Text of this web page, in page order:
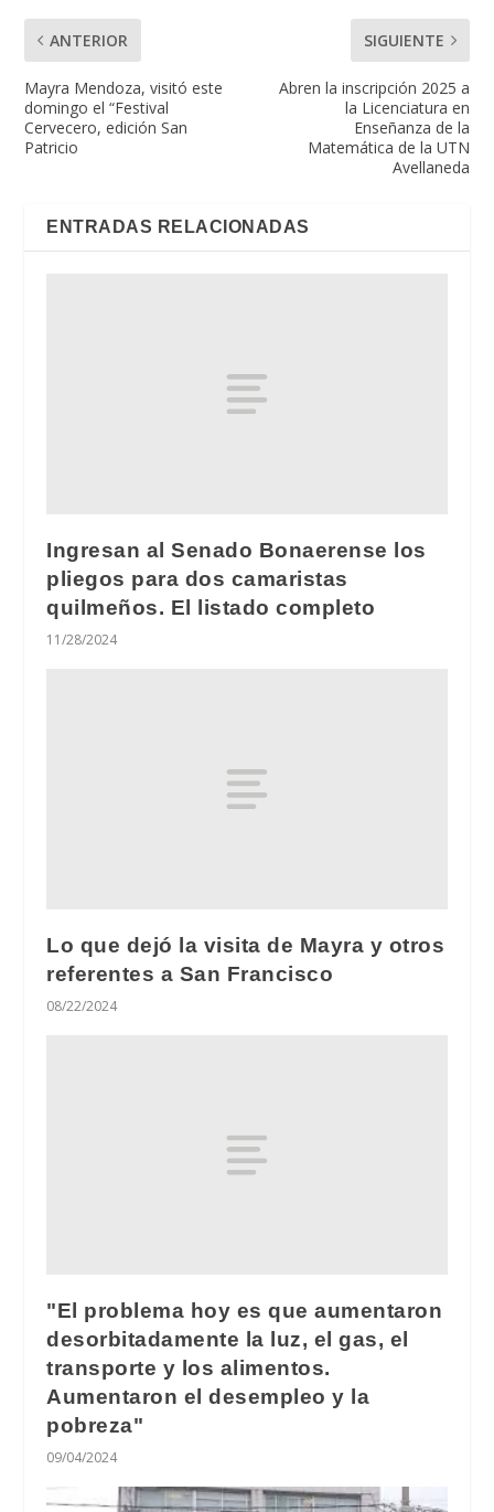
ANTERIOR
Mayra Mendoza, visitó este
domingo el “Festival
Cervecero, edición San
Patricio
SIGUIENTE
Abren la inscripción 2025 a
la Licenciatura en
Enseñanza de la
Matemática de la UTN
Avellaneda
ENTRADAS RELACIONADAS
Ingresan al Senado Bonaerense los
pliegos para dos camaristas
quilmeños. El listado completo
11/28/2024
Lo que dejó la visita de Mayra y otros
referentes a San Francisco
08/22/2024
"El problema hoy es que aumentaron
desorbitadamente la luz, el gas, el
transporte y los alimentos.
Aumentaron el desempleo y la
pobreza"
09/04/2024